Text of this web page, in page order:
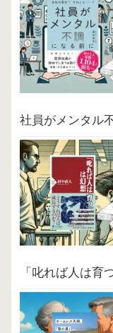
社員がメンタル
「叱れば人は育